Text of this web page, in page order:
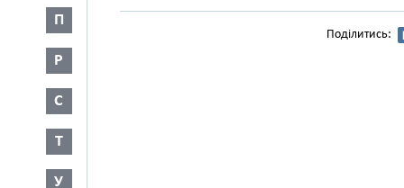
П
Р
С
Т
У
Поділитись: